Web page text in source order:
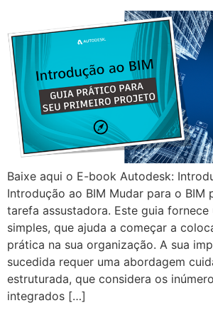
Baixe aqui o E-book Autodesk:
Introdução ao BIM Mudar para o BIM
tarefa assustadora. Este guia fornece
simples, que ajuda a começar a
prática na sua organização. A sua
sucedida requer uma abordagem
estruturada, que considera os
integrados […]